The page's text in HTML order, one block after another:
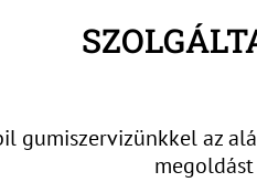
gumiszervizünkkel az